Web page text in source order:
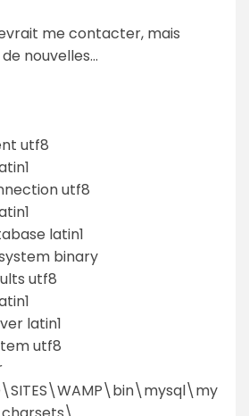
me contacter, mais
nouvelles...
utf8
utf8
latin1
binary
utf8
latin1
utf8